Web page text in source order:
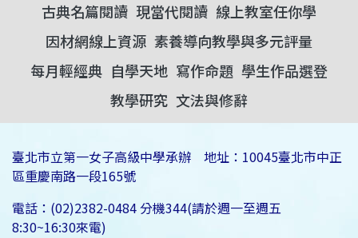
古典名篇閱讀 現當代閱讀 線上教室任你學
因材網線上資源 素養導向教學與多元評量
每月輕經典 自學天地 寫作命題 學生作品選登
教學研究 文法與修辭
臺北市立第一女子高級中學承辦 地址：10045臺北市中正
區重慶南路一段165號
電話：(02)2382-0484 分機344(請於週一至週五
8:30~16:30來電)